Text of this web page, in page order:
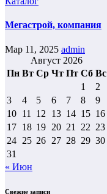
Мегастрой, компания
Мар 11, 2025 admin
Август 2026
Пн Вт Ср Чт Пт Сб Вс
1
2
3
4 5 6 7 8
9
10 11 12 13 14 15 16
17 18 19 20 21 22 23
24 25 26 27 28 29 30
31
« Июн
Свежие записи